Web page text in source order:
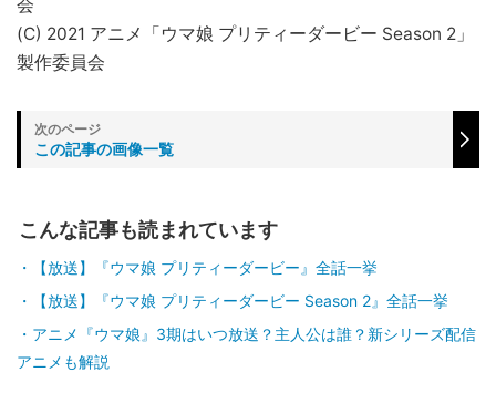
会
(C) 2021 アニメ「ウマ娘 プリティーダービー Season 2」
製作委員会
この記事の画像一覧
こんな記事も読まれています
【放送】『ウマ娘 プリティーダービー』全話一挙
【放送】『ウマ娘 プリティーダービー Season 2』全話一挙
アニメ『ウマ娘』3期はいつ放送？主人公は誰？新シリーズ配信
アニメも解説